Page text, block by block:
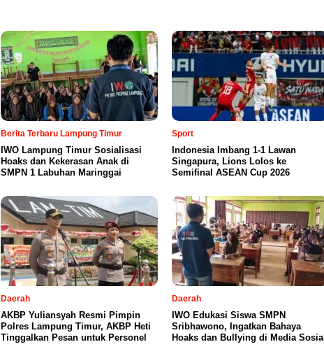
Berita Terbaru Lampung Timur
IWO Lampung Timur Sosialisasi
Hoaks dan Kekerasan Anak di
SMPN 1 Labuhan Maringgai
Sport
Indonesia Imbang 1-1 Lawan
Singapura, Lions Lolos ke
Semifinal ASEAN Cup 2026
Daerah
AKBP Yuliansyah Resmi Pimpin
Polres Lampung Timur, AKBP Heti
Tinggalkan Pesan untuk Personel
Daerah
IWO Edukasi Siswa SMPN
Sribhawono, Ingatkan Bahaya
Hoaks dan Bullying di Media Sosial